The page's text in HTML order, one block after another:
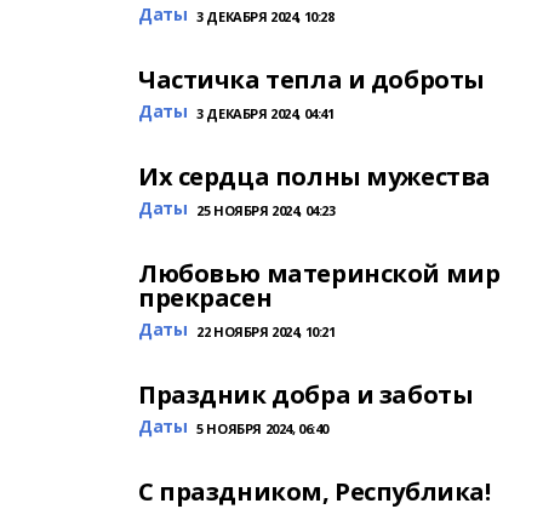
Даты 3 ДЕКАБРЯ 2024, 10:28
Частичка тепла и доброты
Даты 3 ДЕКАБРЯ 2024, 04:41
Их сердца полны мужества
Даты 25 НОЯБРЯ 2024, 04:23
Любовью материнской мир
прекрасен
Даты 22 НОЯБРЯ 2024, 10:21
Праздник добра и заботы
Даты 5 НОЯБРЯ 2024, 06:40
С праздником, Республика!